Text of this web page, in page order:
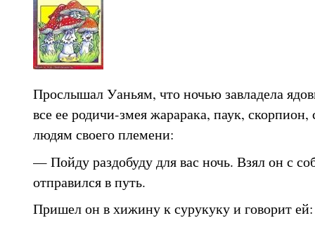
Прослышал Уаньям, что ночью завладела
все ее родичи-змея жарарака, паук,
людям своего племени:
— Пойду раздобуду для вас ночь. Взял он с
отправился в путь.
Пришел он в хижину к сурукуку и говорит ей: